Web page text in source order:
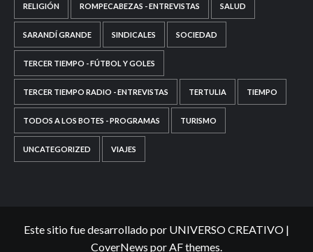
RELIGIÓN ROMPECABEZAS - ENTREVISTAS SALUD
SARANDÍ GRANDE SINDICALES SOCIEDAD
TERCER TIEMPO - FÚTBOL Y GOLES
TERCER TIEMPO RADIO - ENTREVISTAS TERTULIA TIEMPO
TODOS A LOS BOTES - PROGRAMAS TURISMO
UNCATEGORIZED VIAJES
Este sitio fue desarrollado por UNIVERSO CREATIVO |
CoverNews por AF themes.